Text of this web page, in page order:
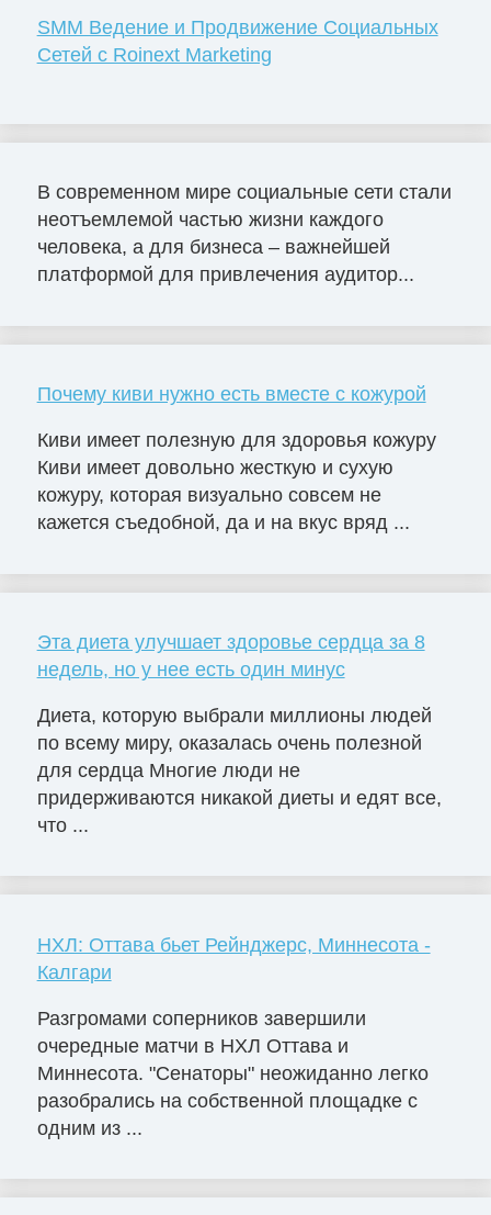
SMM Ведение и Продвижение Социальных
Сетей с Roinext Marketing
В современном мире социальные сети стали
неотъемлемой частью жизни каждого
человека, а для бизнеса – важнейшей
платформой для привлечения аудитор...
Почему киви нужно есть вместе с кожурой
Киви имеет полезную для здоровья кожуру
Киви имеет довольно жесткую и сухую
кожуру, которая визуально совсем не
кажется съедобной, да и на вкус вряд ...
Эта диета улучшает здоровье сердца за 8
недель, но у нее есть один минус
Диета, которую выбрали миллионы людей
по всему миру, оказалась очень полезной
для сердца Многие люди не
придерживаются никакой диеты и едят все,
что ...
НХЛ: Оттава бьет Рейнджерс, Миннесота -
Калгари
Разгромами соперников завершили
очередные матчи в НХЛ Оттава и
Миннесота. "Сенаторы" неожиданно легко
разобрались на собственной площадке с
одним из ...